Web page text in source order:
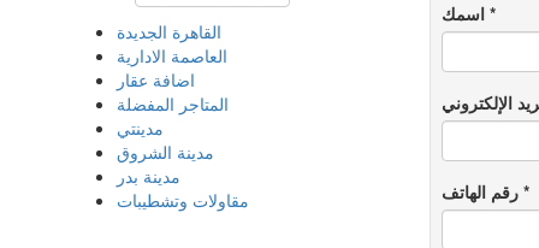
*
*
القاهرة الجديدة
العاصمة الادارية
اضافة عقار
المتاجر المفضلة
مدينتي
مدينة الشروق
مدينة بدر
مقاولات وتشطيبات